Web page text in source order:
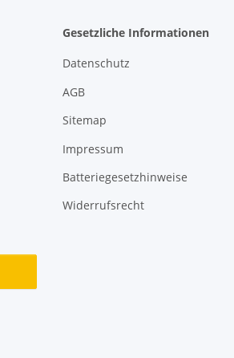
Gesetzliche Informationen
Datenschutz
AGB
Sitemap
Impressum
Batteriegesetzhinweise
Widerrufsrecht